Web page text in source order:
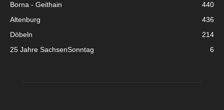
Borna - Geithain
440
Altenburg
436
Döbeln
214
25 Jahre SachsenSonntag
6